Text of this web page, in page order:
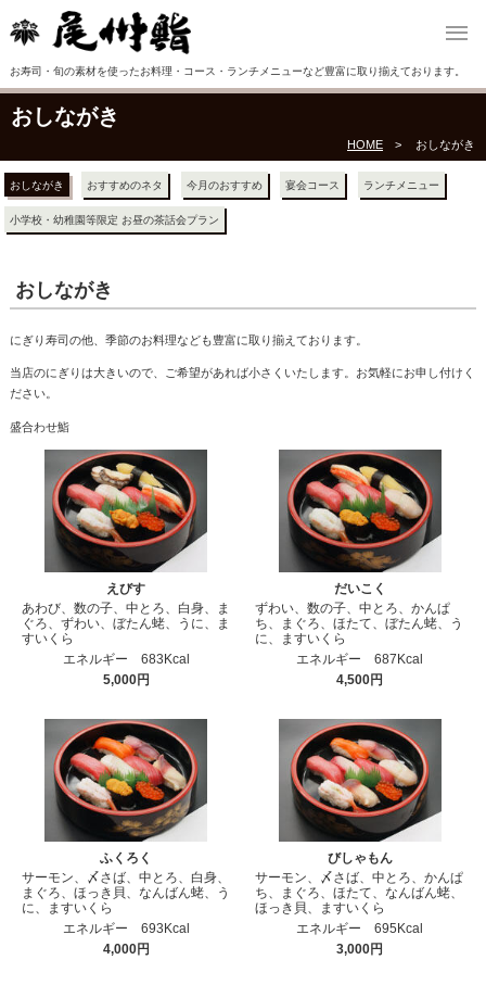
お寿司・旬の素材を使ったお料理・コース・ランチメニューなど豊富に取り揃えております。
おしながき
HOME おしながき
おしながき おすすめのネタ 今月のおすすめ 宴会コース ランチメニュー
小学校・幼稚園等限定 お昼の茶話会プラン
おしながき
にぎり寿司の他、季節のお料理なども豊富に取り揃えております。
当店のにぎりは大きいので、ご希望があれば小さくいたします。お気軽にお申し付けく
ださい。
盛合わせ鮨
えびす
あわび、数の子、中とろ、白身、ま
ぐろ、ずわい、ぼたん蛯、うに、ま
すいくら
エネルギー 683Kcal
5,000円
だいこく
ずわい、数の子、中とろ、かんぱ
ち、まぐろ、ほたて、ぼたん蛯、う
に、ますいくら
エネルギー 687Kcal
4,500円
ふくろく
サーモン、〆さば、中とろ、白身、
まぐろ、ほっき貝、なんばん蛯、う
に、ますいくら
エネルギー 693Kcal
4,000円
びしゃもん
サーモン、〆さば、中とろ、かんぱ
ち、まぐろ、ほたて、なんばん蛯、
ほっき貝、ますいくら
エネルギー 695Kcal
3,000円